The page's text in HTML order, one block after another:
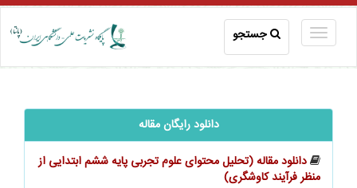
جستجو
دانلود رایگان مقاله
دانلود مقاله (تحلیل محتوای علوم تجربی پایه ششم ابتدایی از
منظر فرآیند کاوشگری)